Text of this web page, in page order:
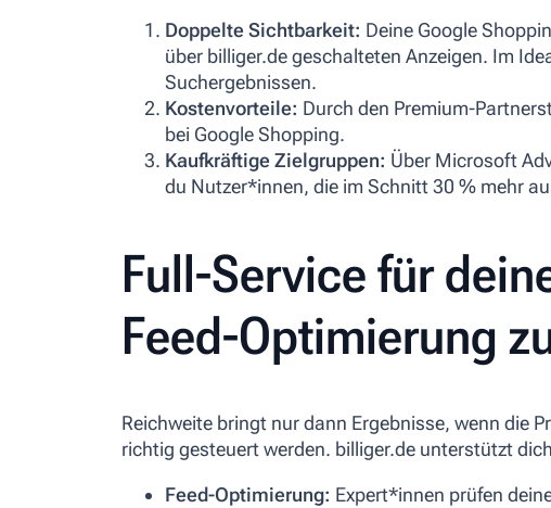
Doppelte Sichtbarkeit: Deine Google
über billiger.de geschalteten Anzeigen. Im
Suchergebnissen.
Kostenvorteile: Durch den Premium-
bei Google Shopping.
Kaufkräftige Zielgruppen: Über Microsoft
du Nutzer*innen, die im Schnitt 30 % mehr
Full-Service für
Feed-Optimierung
Reichweite bringt nur dann Ergebnisse, wenn die
richtig gesteuert werden. billiger.de unterstützt
Feed-Optimierung: Expert*innen prüfen